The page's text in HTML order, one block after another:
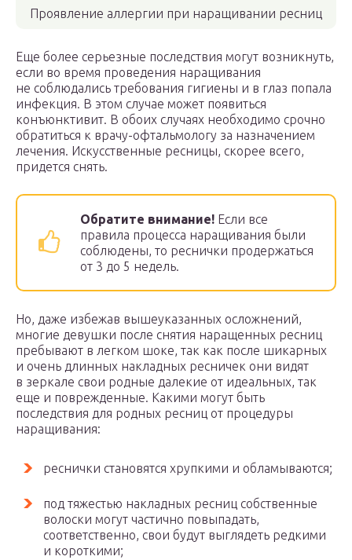
Проявление аллергии при наращивании ресниц
Еще более серьезные последствия могут возникнуть,
если во время проведения наращивания
не соблюдались требования гигиены и в глаз попала
инфекция. В этом случае может появиться
конъюнктивит. В обоих случаях необходимо срочно
обратиться к врачу-офтальмологу за назначением
лечения. Искусственные ресницы, скорее всего,
придется снять.
Обратите внимание! Если все
правила процесса наращивания были
соблюдены, то реснички продержаться
от 3 до 5 недель.
Но, даже избежав вышеуказанных осложнений,
многие девушки после снятия наращенных ресниц
пребывают в легком шоке, так как после шикарных
и очень длинных накладных ресничек они видят
в зеркале свои родные далекие от идеальных, так
еще и поврежденные. Какими могут быть
последствия для родных ресниц от процедуры
наращивания:
реснички становятся хрупкими и обламываются;
под тяжестью накладных ресниц собственные
волоски могут частично повыпадать,
соответственно, свои будут выглядеть редкими
и короткими;